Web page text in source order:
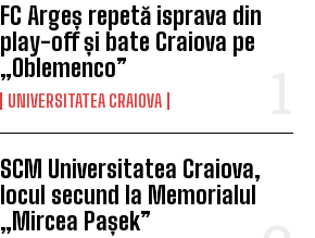
FC Argeș repetă isprava din
play-off și bate Craiova pe
„Oblemenco”
UNIVERSITATEA CRAIOVA
SCM Universitatea Craiova,
locul secund la Memorialul
„Mircea Pașek”